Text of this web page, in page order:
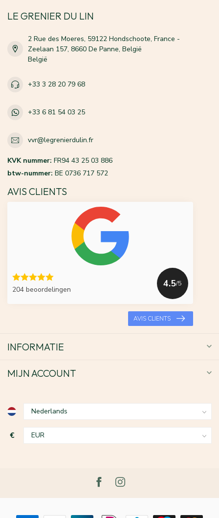
LE GRENIER DU LIN
2 Rue des Moeres, 59122 Hondschoote, France -
Zeelaan 157, 8660 De Panne, België
België
+33 3 28 20 79 68
+33 6 81 54 03 25
vvr@legrenierdulin.fr
KVK nummer: FR94 43 25 03 886
btw-nummer: BE 0736 717 572
AVIS CLIENTS
204 beoordelingen
4.5/5
AVIS CLIENTS
INFORMATIE
MIJN ACCOUNT
€